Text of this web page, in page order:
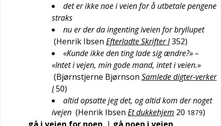
det er ikke noe i veien for å utbetale pengene
straks
nu er der da ingenting iveien for bryllupet
(Henrik Ibsen Efterladte Skrifter I352)
«Kunde ikke den ting lade sig ændre?» –
«Intet i vejen, min gode mand, intet i veien.»
(Bjørnstjerne Bjørnson Samlede digter-verker
I50)
altid opsatte jeg det, og altid kom der noget
ivejen (Henrik Ibsen Et dukkehjem 20 1879)